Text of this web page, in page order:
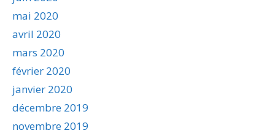
mai 2020
avril 2020
mars 2020
février 2020
janvier 2020
décembre 2019
novembre 2019